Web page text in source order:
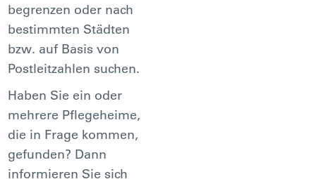
begrenzen oder nach
bestimmten Städten
bzw. auf Basis von
Postleitzahlen suchen.
Haben Sie ein oder
mehrere Pflegeheime,
die in Frage kommen,
gefunden? Dann
informieren Sie sich